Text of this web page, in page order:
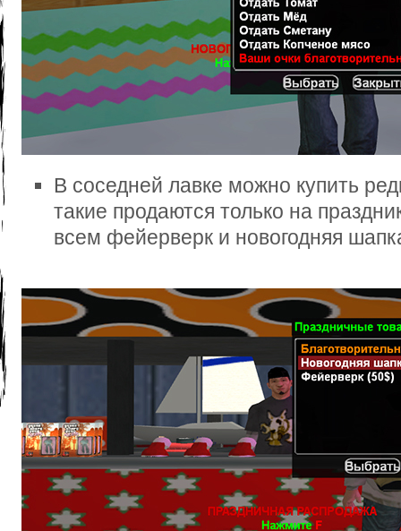
В соседней лавке можно купить
такие продаются только на
всем фейерверк и новогодняя